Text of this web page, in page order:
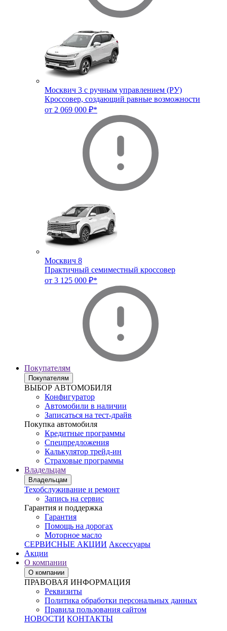
Москвич 3 с ручным управлением (РУ)
Кроссовер, создающий равные возможности
от 2 069 000 ₽*
Москвич 8
Практичный семиместный кроссовер
от 3 125 000 ₽*
Покупателям
Покупателям
ВЫБОР АВТОМОБИЛЯ
Конфигуратор
Автомобили в наличии
Записаться на тест-драйв
Покупка автомобиля
Кредитные программы
Спецпредложения
Калькулятор трейд-ин
Страховые программы
Владельцам
Владельцам
Техобслуживание и ремонт
Запись на сервис
Гарантия и поддержка
Гарантия
Помощь на дорогах
Моторное масло
СЕРВИСНЫЕ АКЦИИ Аксессуары
Акции
О компании
О компании
ПРАВОВАЯ ИНФОРМАЦИЯ
Реквизиты
Политика обработки персональных данных
Правила пользования сайтом
НОВОСТИ КОНТАКТЫ